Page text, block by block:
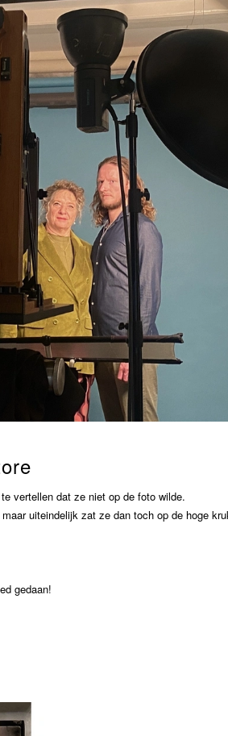
vertellen dat ze niet op de foto wilde.
uiteindelijk zat ze dan toch op de hoge
gedaan!